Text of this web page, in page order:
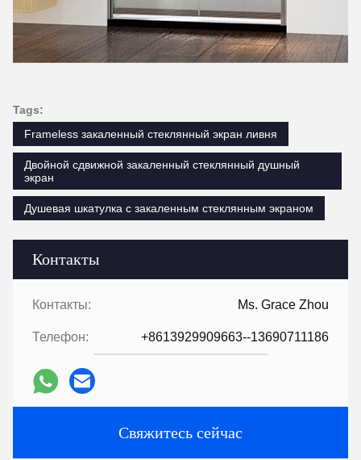
Контакты
Контакты: Ms. Grace Zhou
Телефон: +8613929909663--13690711186
Свяжитесь сейчас
Tags:
Frameless закаленный стеклянный экран ливня
Двойной сдвижной закаленный стеклянный душный
экран
Душевая шкатулка с закаленным стеклянным экраном